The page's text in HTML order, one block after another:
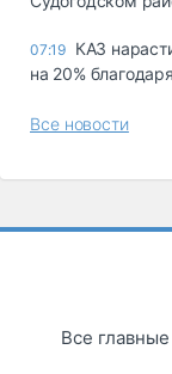
07:19 КАЗ
на 20%
Все новости
Все